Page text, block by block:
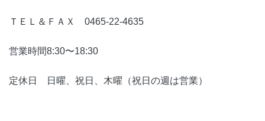
ＴＥＬ＆ＦＡＸ 0465-22-4635
営業時間8:30〜18:30
定休日 日曜、祝日、木曜（祝日の週は営業）